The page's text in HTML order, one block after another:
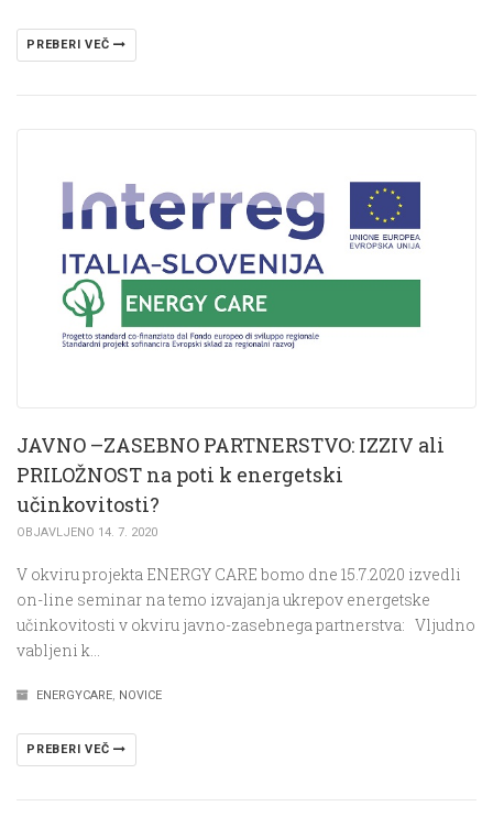
PREBERI VEČ
JAVNO –ZASEBNO PARTNERSTVO: IZZIV ali
PRILOŽNOST na poti k energetski
učinkovitosti?
OBJAVLJENO 14. 7. 2020
V okviru projekta ENERGY CARE bomo dne 15.7.2020 izvedli
on-line seminar na temo izvajanja ukrepov energetske
učinkovitosti v okviru javno-zasebnega partnerstva: Vljudno
vabljeni k…
ENERGYCARE, NOVICE
PREBERI VEČ